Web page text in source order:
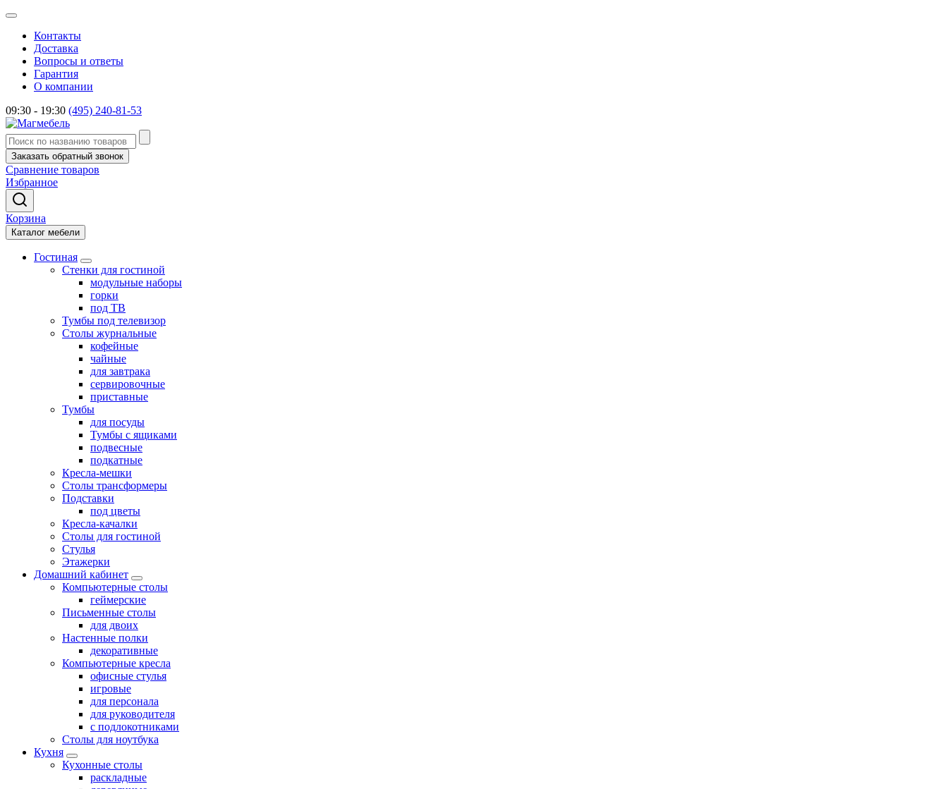
Контакты
Доставка
Вопросы и ответы
Гарантия
О компании
09:30 - 19:30 (495) 240-81-53
Заказать обратный звонок
Сравнение товаров
Избранное
Корзина
Каталог мебели
Гостиная
Стенки для гостиной
модульные наборы
горки
под ТВ
Тумбы под телевизор
Столы журнальные
кофейные
чайные
для завтрака
сервировочные
приставные
Тумбы
для посуды
Тумбы с ящиками
подвесные
подкатные
Кресла-мешки
Столы трансформеры
Подставки
под цветы
Кресла-качалки
Столы для гостиной
Стулья
Этажерки
Домашний кабинет
Компьютерные столы
геймерские
Письменные столы
для двоих
Настенные полки
декоративные
Компьютерные кресла
офисные стулья
игровые
для персонала
для руководителя
с подлокотниками
Столы для ноутбука
Кухня
Кухонные столы
раскладные